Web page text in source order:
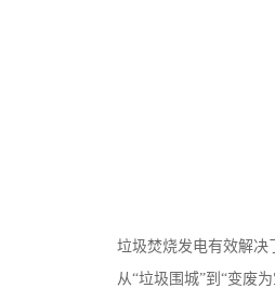
垃圾焚烧发电有效解决了
从“垃圾围城”到“变废为宝